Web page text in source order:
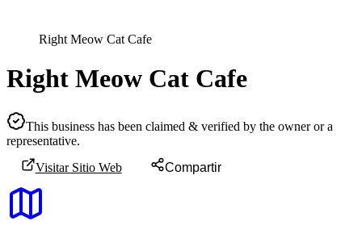
Right Meow Cat Cafe
Right Meow Cat Cafe
This business has been claimed & verified by the owner or a
representative.
Visitar Sitio Web
Compartir